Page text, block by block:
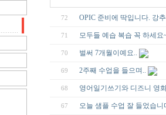
72 OPIC 준비에 딱입니다. 강
71 모두들 예습 복습 꼭 하세요
70 벌써 7개월이예요..
69 2주째 수업을 들으며..
68 영어일기쓰기와 디즈니 영
67 오늘 샘플 수업 잘 들었습니